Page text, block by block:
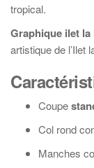
tropical.
Graphique ilet la
artistique de l’Ilet
Coupe
Col rond
Manches